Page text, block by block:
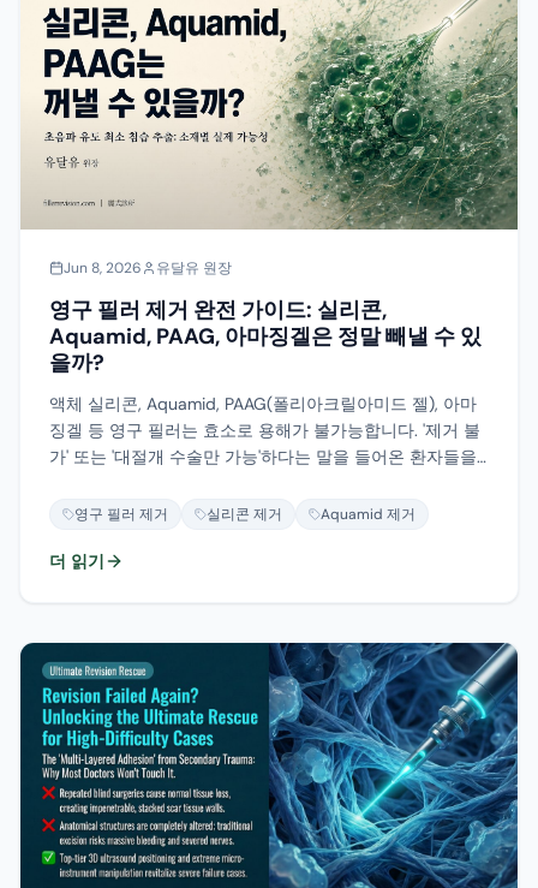
Jun 8, 2026 유달유 원장
영구 필러 제거 완전 가이드: 실리콘,
Aquamid, PAAG, 아마징겔은 정말 빼낼 수 있
을까?
액체 실리콘, Aquamid, PAAG(폴리아크릴아미드 젤), 아마
징겔 등 영구 필러는 효소로 용해가 불가능합니다. '제거 불
가' 또는 '대절개 수술만 가능'하다는 말을 들어온 환자들을
가능한지, 각 소재별로 정직하게 설명합니다.
영구 필러 제거 실리콘 제거 Aquamid 제거
더 읽기